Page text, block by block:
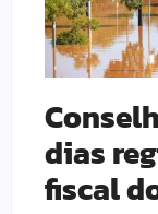
dias
fiscal